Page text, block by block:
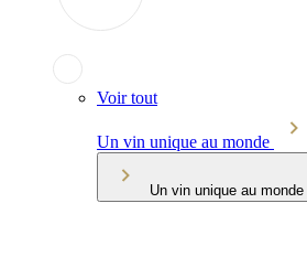
Voir tout
Un vin unique au monde
Un vin unique au monde